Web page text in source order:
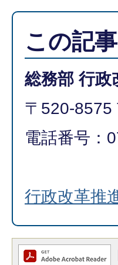
この記
総務部 行政
〒520-8575
電話番号：
行政改革推